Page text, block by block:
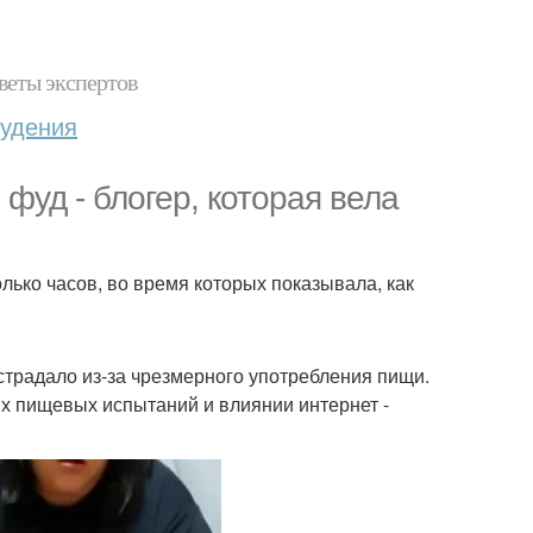
экспертов
- блогер, которая вела
часов, во время которых показывала, как
из-за чрезмерного употребления пищи.
пищевых испытаний и влиянии интернет -